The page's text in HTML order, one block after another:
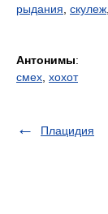
рыдания скулеж
Антонимы:
смех хохот
Плацидия